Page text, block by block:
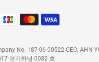
No: 187-06-00522 CEO: AHN
경기하남-0082 호